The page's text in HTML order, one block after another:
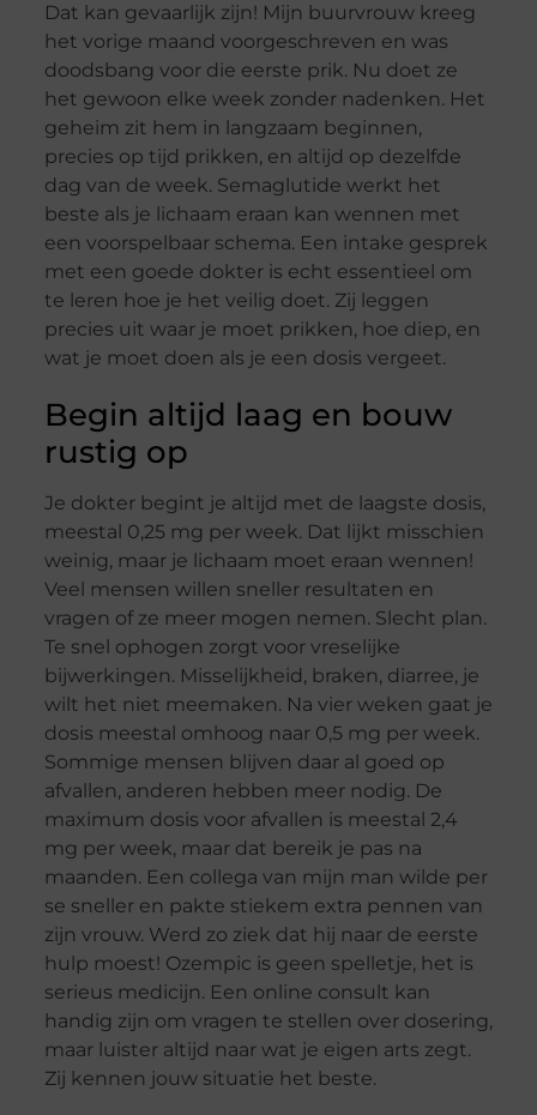
Dat kan gevaarlijk zijn! Mijn buurvrouw kreeg
het vorige maand voorgeschreven en was
doodsbang voor die eerste prik. Nu doet ze
het gewoon elke week zonder nadenken. Het
geheim zit hem in langzaam beginnen,
precies op tijd prikken, en altijd op dezelfde
dag van de week. Semaglutide werkt het
beste als je lichaam eraan kan wennen met
een voorspelbaar schema. Een intake gesprek
met een goede dokter is echt essentieel om
te leren hoe je het veilig doet. Zij leggen
precies uit waar je moet prikken, hoe diep, en
wat je moet doen als je een dosis vergeet.
Begin altijd laag en bouw
rustig op
Je dokter begint je altijd met de laagste dosis,
meestal 0,25 mg per week. Dat lijkt misschien
weinig, maar je lichaam moet eraan wennen!
Veel mensen willen sneller resultaten en
vragen of ze meer mogen nemen. Slecht plan.
Te snel ophogen zorgt voor vreselijke
bijwerkingen. Misselijkheid, braken, diarree, je
wilt het niet meemaken. Na vier weken gaat je
dosis meestal omhoog naar 0,5 mg per week.
Sommige mensen blijven daar al goed op
afvallen, anderen hebben meer nodig. De
maximum dosis voor afvallen is meestal 2,4
mg per week, maar dat bereik je pas na
maanden. Een collega van mijn man wilde per
se sneller en pakte stiekem extra pennen van
zijn vrouw. Werd zo ziek dat hij naar de eerste
hulp moest! Ozempic is geen spelletje, het is
serieus medicijn. Een online consult kan
handig zijn om vragen te stellen over dosering,
maar luister altijd naar wat je eigen arts zegt.
Zij kennen jouw situatie het beste.